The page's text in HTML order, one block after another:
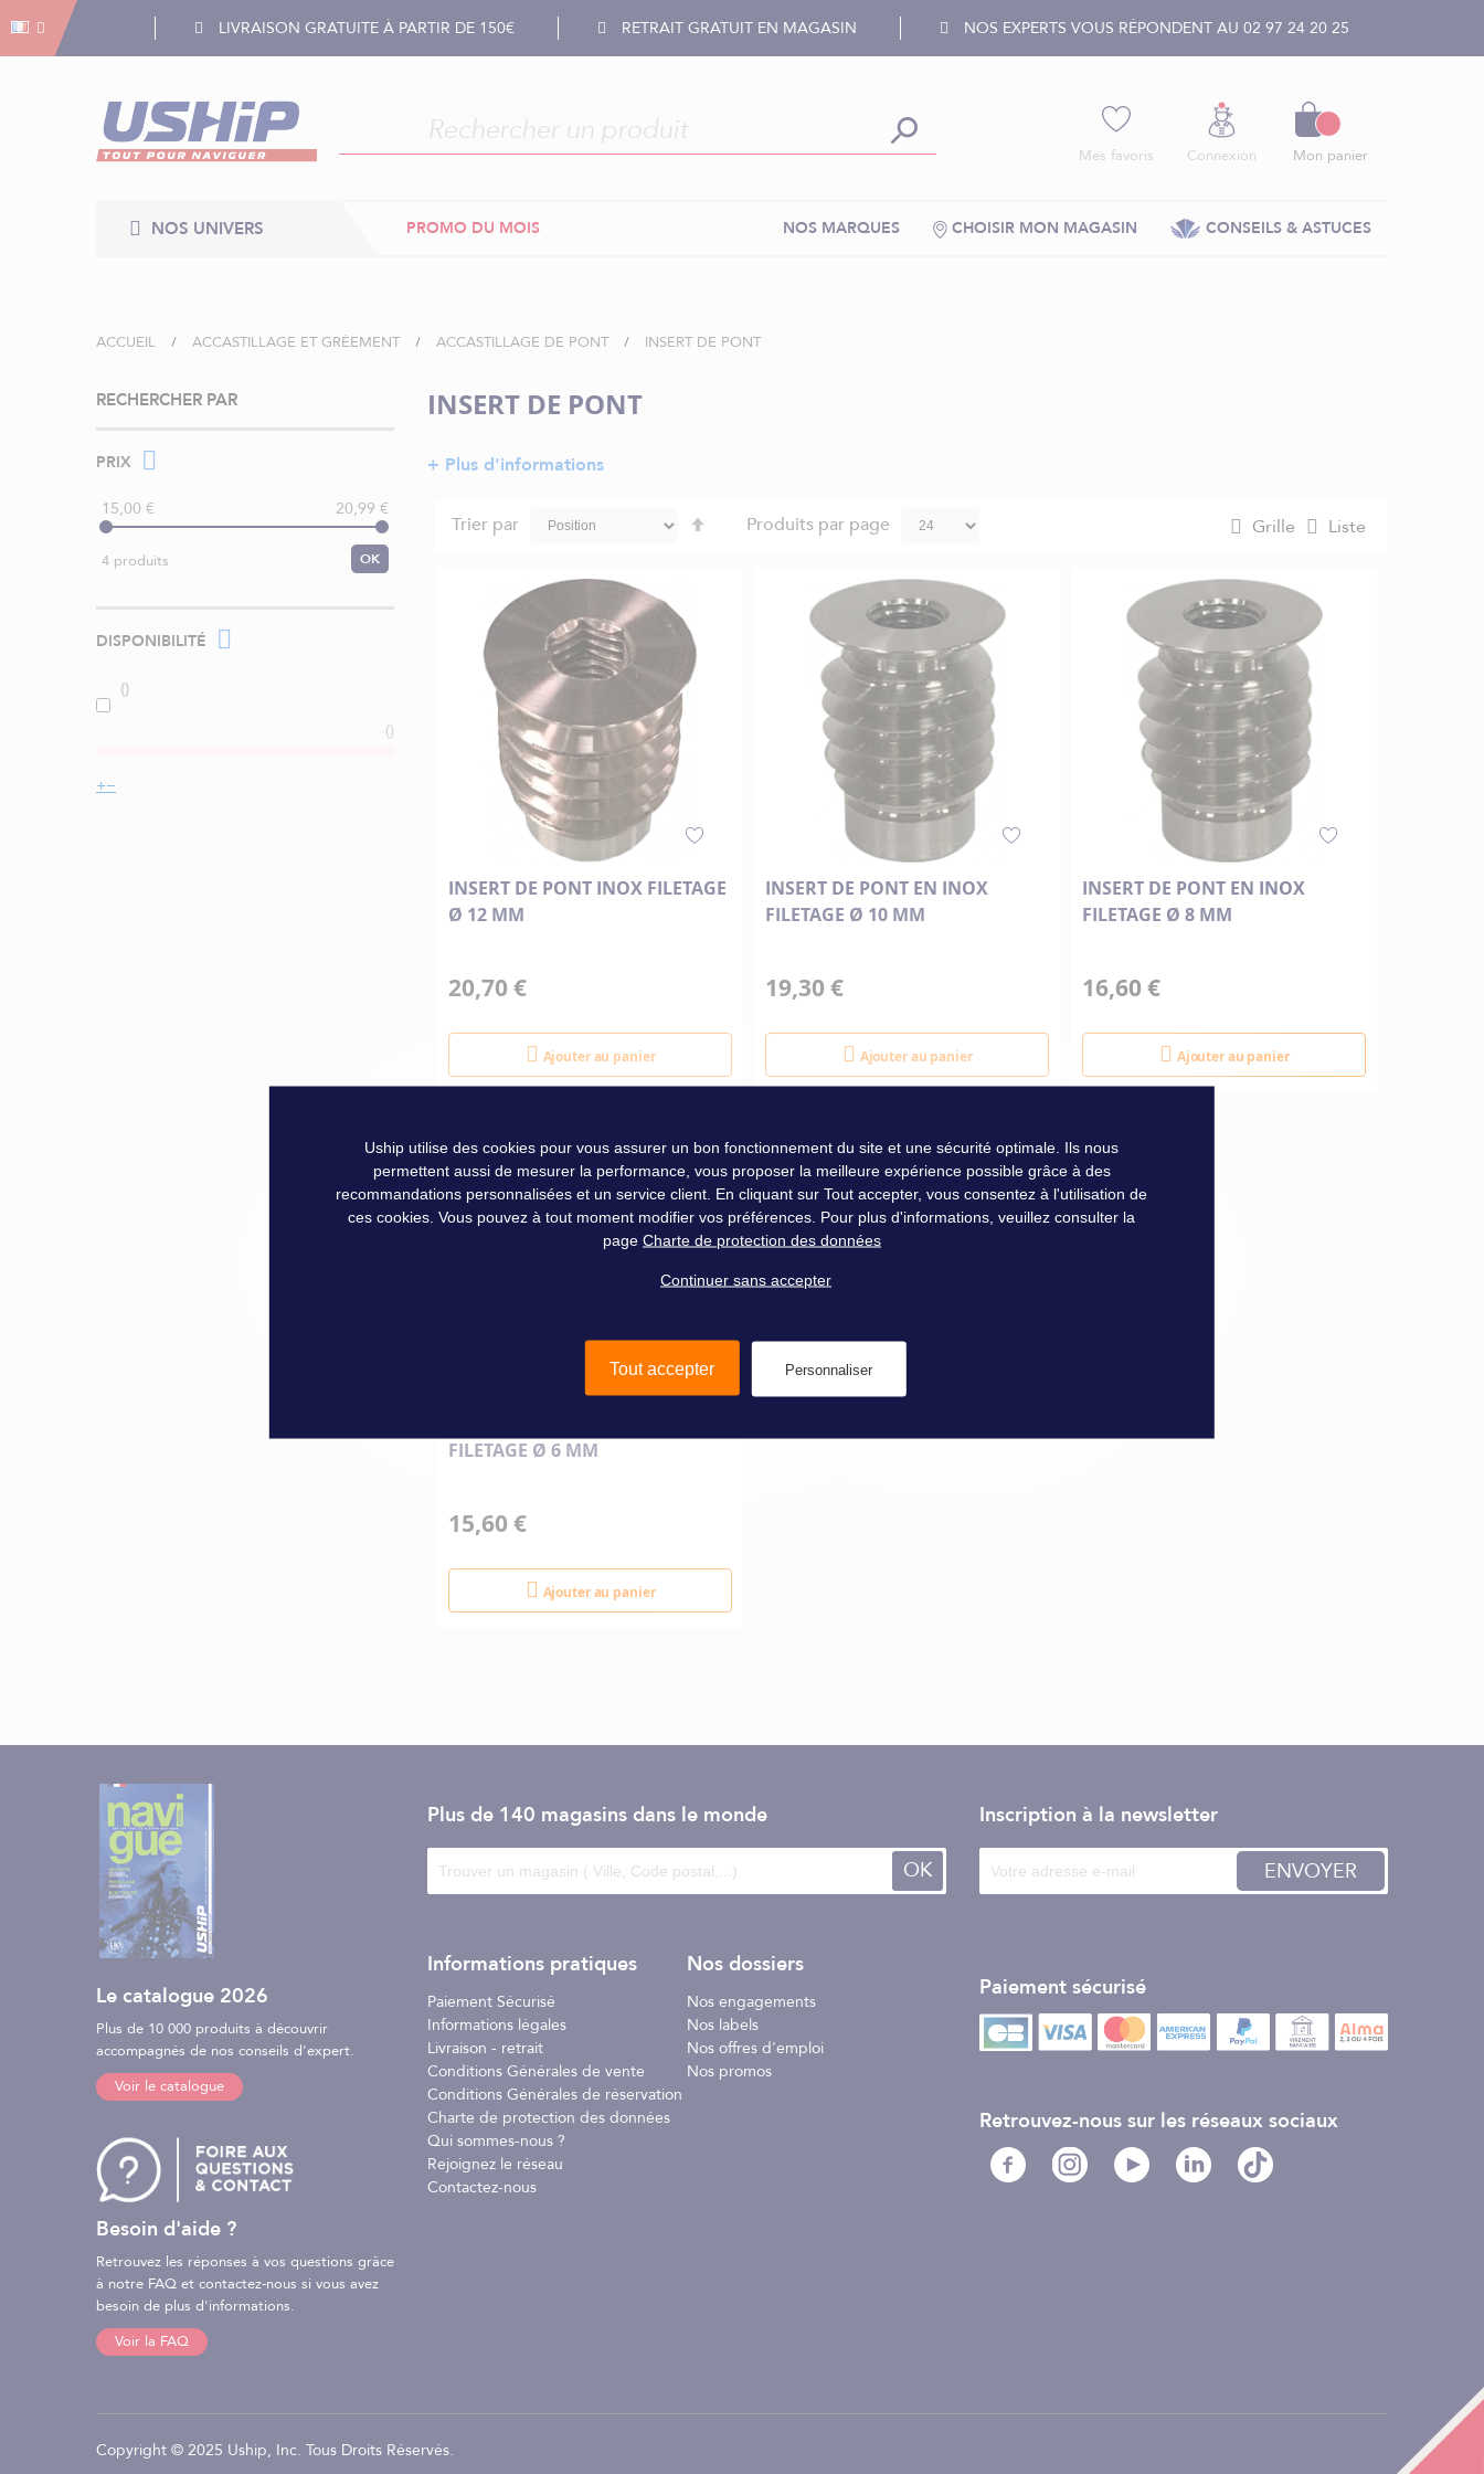
LIVRAISON GRATUITE À PARTIR DE 150€ RETRAIT GRATUIT EN MAGASIN NOS EXPERTS VOUS RÉPONDENT AU 02 97 24 20 25
Mes favoris Connexion Mon panier
NOS UNIVERS PROMO DU MOIS CONSEILS & ASTUCES
CHOISIR MON MAGASIN
NOS MARQUES
ACCUEIL ACCASTILLAGE ET GRÉEMENT ACCASTILLAGE DE PONT INSERT DE PONT
INSERT DE PONT
+ Plus d'informations
Trier par Produits par page Grille Liste
INSERT DE PONT INOX FILETAGE
Ø 12 MM
20,70 €
Ajouter au panier
INSERT DE PONT EN INOX
FILETAGE Ø 10 MM
19,30 €
Ajouter au panier
INSERT DE PONT EN INOX
FILETAGE Ø 8 MM
16,60 €
Ajouter au panier
FILETAGE Ø 6 MM
15,60 €
Ajouter au panier
RECHERCHER PAR
PRIX
15,00 € 20,99 €
4 produits OK
DISPONIBILITÉ
Le catalogue 2026
Plus de 10 000 produits à découvrir
accompagnés de nos conseils d'expert.
Voir le catalogue
Besoin d'aide ?
Retrouvez les réponses à vos questions grâce
à notre FAQ et contactez-nous si vous avez
besoin de plus d'informations.
Voir la FAQ
Plus de 140 magasins dans le monde
OK
Informations pratiques
Paiement Sécurisé
Informations légales
Livraison - retrait
Conditions Générales de vente
Conditions Générales de réservation
Charte de protection des données
Qui sommes-nous ?
Rejoignez le réseau
Contactez-nous
Nos dossiers
Nos engagements
Nos labels
Nos offres d'emploi
Nos promos
Inscription à la newsletter
ENVOYER
Paiement sécurisé
Retrouvez-nous sur les réseaux sociaux
Copyright © 2025 Uship, Inc. Tous Droits Réservés.
Gestion des cookies
Uship utilise des cookies pour vous assurer un bon fonctionnement du site et une sécurité optimale. Ils nous
permettent aussi de mesurer la performance, vous proposer la meilleure expérience possible grâce à des
recommandations personnalisées et un service client. En cliquant sur Tout accepter, vous consentez à l'utilisation de
ces cookies. Vous pouvez à tout moment modifier vos préférences. Pour plus d'informations, veuillez consulter la
page Charte de protection des données
Continuer sans accepter
Tout accepter Personnaliser
Gestion des cookies